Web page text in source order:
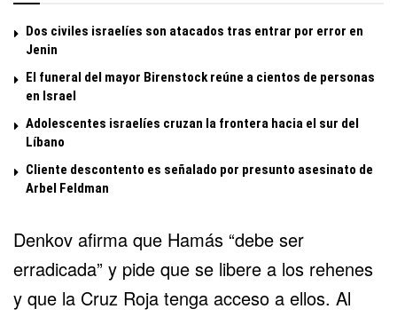
Dos civiles israelíes son atacados tras entrar por error en
Jenin
El funeral del mayor Birenstock reúne a cientos de personas
en Israel
Adolescentes israelíes cruzan la frontera hacia el sur del
Líbano
Cliente descontento es señalado por presunto asesinato de
Arbel Feldman
Denkov afirma que Hamás “debe ser
erradicada” y pide que se libere a los rehenes
y que la Cruz Roja tenga acceso a ellos. Al